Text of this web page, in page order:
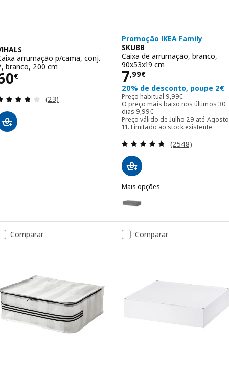
arrumação p/cama, conj.
branco, 200 cm
€ 60€
Avaliação: 3.7 fora de 5 estrelas. Total de
(23)
Promoção IKEA Family
SKUBB
Caixa de arrumação, branco,
90x53x19 cm
7,99€
Preço 7,99€
20% de desconto, poupe 2€
Preço habitual 9,99€
Preço habitual 9,99€
O preço mais baixo nos últimos 30
dias 9,99€
O preço mais baixo nos
Preço válido de Julho 29 até Agosto
11. Limitado ao stock existente.
Avaliação: 4.8
(2548)
Mais opções
Opção: SKUBB, Caixa de
Comparar Comparar